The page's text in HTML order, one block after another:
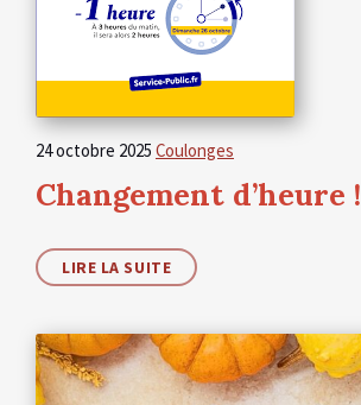
24 octobre 2025 Coulonges
Changement d’heure !
LIRE LA SUITE